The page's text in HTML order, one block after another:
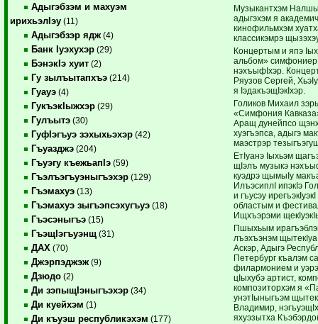
Адыгэбзэм и махуэм
ирихьэлIэу (11)
Адыгэбзэр ядж (4)
Банк Iуэхухэр (29)
БэнэкIэ хуит (2)
Гу зылъытапхъэ (214)
Гуауэ (4)
ГукъэкIыжхэр (29)
Гулъытэ (30)
ГуфIэгъуэ зэхыхьэхэр (42)
Гъуазджэ (204)
Гъуэгу къежьапIэ (59)
Гъэлъэгъуэныгъэхэр (129)
Гъэмахуэ (13)
Гъэмахуэ зыгъэпсэхугъуэ (18)
Гъэсэныгъэ (15)
ГъэщIэгъуэнщ (31)
ДАХ (70)
Джэрпэджэж (9)
Дзюдо (2)
Ди зэпыщIэныгъэхэр (34)
Ди куейхэм (1)
Ди къуэш республикэхэм (177)
Музыкантхэм
адыгэхэм я
кинофильмхэм
классикэмрэ
Концертым и япэ
альбом»
нэхъыфIхэр.
Ряузов Сергей,
я IэдакъэщIэкIхэр.
Голиков Михаил
«Симфония
Аращ дунейпсо
хуэгъэпса, адыгэ
маэстрэр
ЕтIуанэ Iыхьэм
щIэлъ музыкэ
куэдрэ щымыIу
ИлъэсиплI ипэкIэ
и гъусэу
областым и
Ищхъэрэми
Пшыхьым
лъэхъэнэм
Аскэр, Адыгэ
Петербург къалэм
филармонием и
цIыхубэ артист,
композиторхэм я
унэтIыныгъэм
Владимир,
яхуэзытха